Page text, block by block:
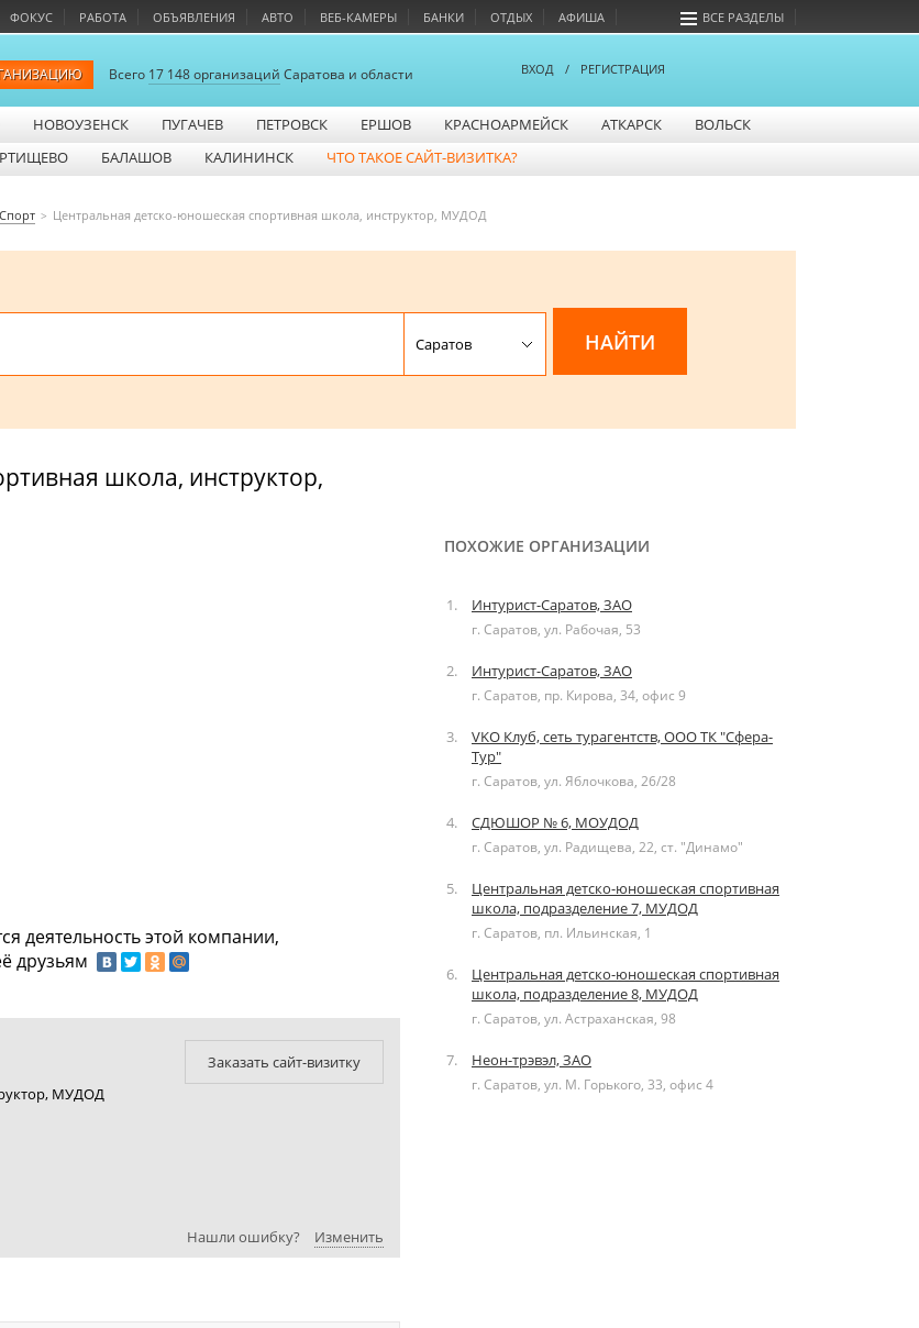
ФОКУС РАБОТА ОБЪЯВЛЕНИЯ АВТО ВЕБ-КАМЕРЫ БАНКИ ОТДЫХ АФИША ВСЕ РАЗДЕЛЫ
Всего 17 148 организаций Саратова и области ВХОД / РЕГИСТРАЦИЯ
НОВОУЗЕНСК ПУГАЧЕВ ПЕТРОВСК ЕРШОВ КРАСНОАРМЕЙСК АТКАРСК
ВОЛЬСК
РТИЩЕВО БАЛАШОВ КАЛИНИНСК ЧТО ТАКОЕ САЙТ-ВИЗИТКА?
Спорт Центральная детско-юношеская спортивная школа, инструктор, МУДОД
школа, инструктор,
деятельность этой компании,
друзьям
Заказать сайт-визитку
МУДОД
Нашли ошибку?
Изменить
ПОХОЖИЕ ОРГАНИЗАЦИИ
Интурист-Саратов, ЗАО
г. Саратов, ул. Рабочая, 53
Интурист-Саратов, ЗАО
г. Саратов, пр. Кирова, 34, офис 9
VKO Клуб, сеть турагентств, ООО ТК "Сфера-
Тур"
г. Саратов, ул. Яблочкова, 26/28
СДЮШОР № 6, МОУДОД
г. Саратов, ул. Радищева, 22, ст. "Динамо"
Центральная детско-юношеская спортивная
школа, подразделение 7, МУДОД
г. Саратов, пл. Ильинская, 1
Центральная детско-юношеская спортивная
школа, подразделение 8, МУДОД
г. Саратов, ул. Астраханская, 98
Неон-трэвэл, ЗАО
г. Саратов, ул. М. Горького, 33, офис 4